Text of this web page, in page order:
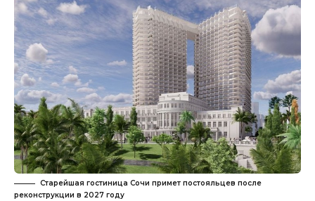
Старейшая гостиница Сочи примет постояльцев после
реконструкции в 2027 году